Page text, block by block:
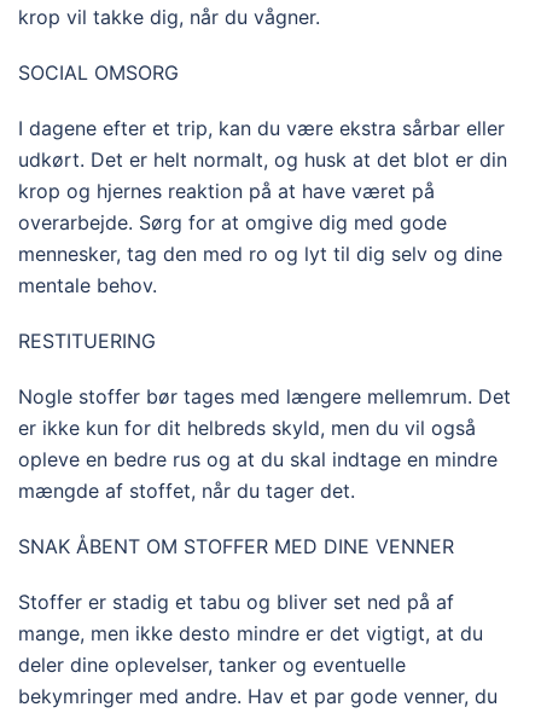
krop vil takke dig, når du vågner.
SOCIAL OMSORG
I dagene efter et trip, kan du være ekstra sårbar eller
udkørt. Det er helt normalt, og husk at det blot er din
krop og hjernes reaktion på at have været på
overarbejde. Sørg for at omgive dig med gode
mennesker, tag den med ro og lyt til dig selv og dine
mentale behov.
RESTITUERING
Nogle stoffer bør tages med længere mellemrum. Det
er ikke kun for dit helbreds skyld, men du vil også
opleve en bedre rus og at du skal indtage en mindre
mængde af stoffet, når du tager det.
SNAK ÅBENT OM STOFFER MED DINE VENNER
Stoffer er stadig et tabu og bliver set ned på af
mange, men ikke desto mindre er det vigtigt, at du
deler dine oplevelser, tanker og eventuelle
bekymringer med andre. Hav et par gode venner, du